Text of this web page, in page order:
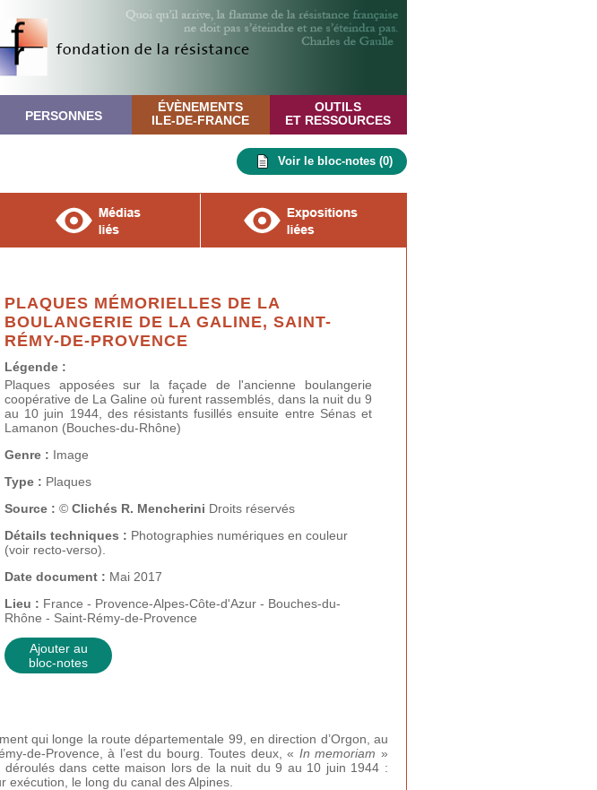
PERSONNES
ÉVÈNEMENTS
ILE-DE-FRANCE
OUTILS
ET RESSOURCES
Voir le bloc-notes (0)
PLAQUES MÉMORIELLES DE LA
BOULANGERIE DE LA GALINE, SAINT-
RÉMY-DE-PROVENCE
Légende :
Plaques apposées sur la façade de l'ancienne boulangerie
coopérative de La Galine où furent rassemblés, dans la nuit du 9
au 10 juin 1944, des résistants fusillés ensuite entre Sénas et
Lamanon (Bouches-du-Rhône)
Genre : Image
Type : Plaques
Source : © Clichés R. Mencherini Droits réservés
Détails techniques : Photographies numériques en couleur
(voir recto-verso).
Date document : Mai 2017
Lieu : France - Provence-Alpes-Côte-d'Azur - Bouches-du-
Rhône - Saint-Rémy-de-Provence
Ajouter au
bloc-notes
qui longe la route départementale 99, en direction d’Orgon, au
de-Provence, à l’est du bourg. Toutes deux, « In memoriam»
dans cette maison lors de la nuit du 9 au 10 juin 1944 :
exécution, le long du canal des Alpines.